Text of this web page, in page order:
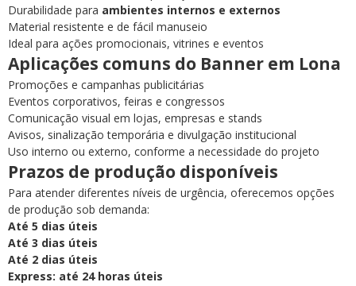
Durabilidade para ambientes internos e externos
Material resistente e de fácil manuseio
Ideal para ações promocionais, vitrines e eventos
Aplicações comuns do Banner em Lona
Promoções e campanhas publicitárias
Eventos corporativos, feiras e congressos
Comunicação visual em lojas, empresas e stands
Avisos, sinalização temporária e divulgação institucional
Uso interno ou externo, conforme a necessidade do projeto
Prazos de produção disponíveis
Para atender diferentes níveis de urgência, oferecemos opções
de produção sob demanda:
Até 5 dias úteis
Até 3 dias úteis
Até 2 dias úteis
Express: até 24 horas úteis